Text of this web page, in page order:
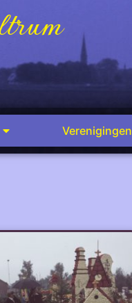
Verenigingen